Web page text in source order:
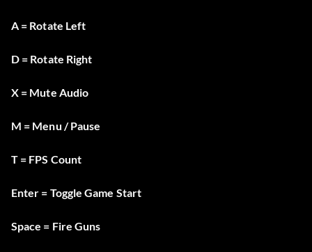
A = Rotate Left
D = Rotate Right
X = Mute Audio
M = Menu / Pause
T = FPS Count
Enter = Toggle Game Start
Space = Fire Guns